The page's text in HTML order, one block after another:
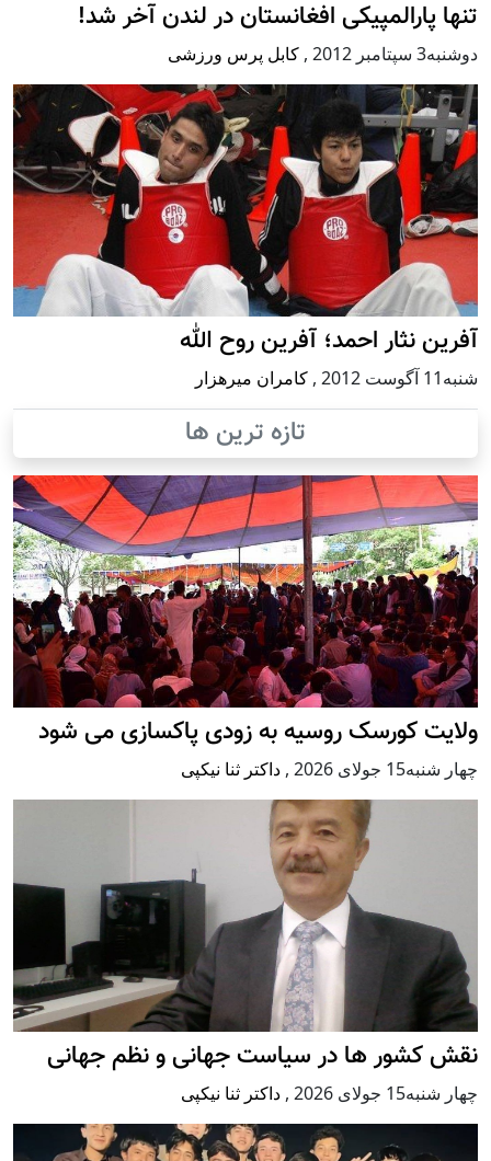
تنها پارالمپیکی افغانستان در لندن آخر شد!
دوشنبه3 سپتامبر 2012 , کابل پرس ورزشی
آفرین نثار احمد؛ آفرین روح الله
شنبه11 آگوست 2012 , کامران میرهزار
تازه ترین ها
ولایت کورسک روسیه به زودی پاکسازی می شود
چهار شنبه15 جولای 2026 , داکتر ثنا نیکپی
نقش کشور ها در سیاست جهانی و نظم جهانی
چهار شنبه15 جولای 2026 , داکتر ثنا نیکپی